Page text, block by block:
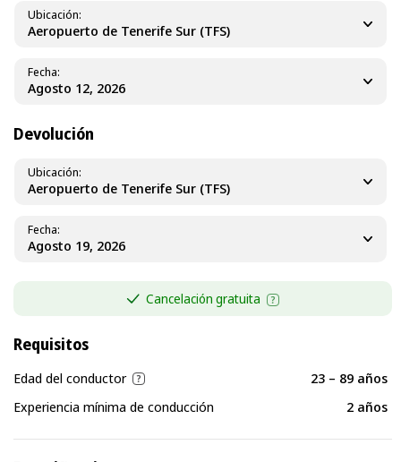
Aeropuerto de Tenerife Sur (TFS)
Ubicación
Fecha
Devolución
Aeropuerto de Tenerife Sur (TFS)
Ubicación
Fecha
Cancelación gratuita
Requisitos
Edad del conductor
23 – 89 años
Experiencia mínima de conducción
2 años